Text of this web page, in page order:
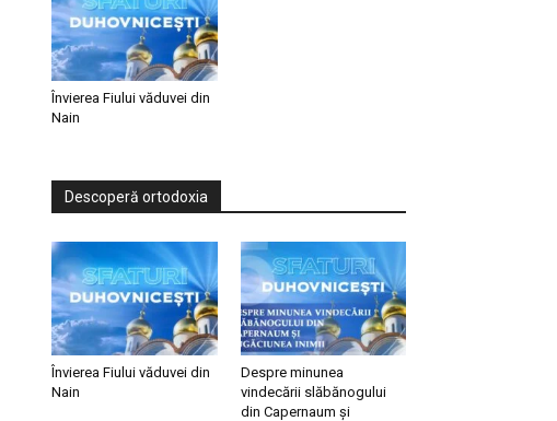
Învierea Fiului văduvei din
Nain
Descoperă ortodoxia
Învierea Fiului văduvei din
Nain
Despre minunea
vindecării slăbănogului
din Capernaum și